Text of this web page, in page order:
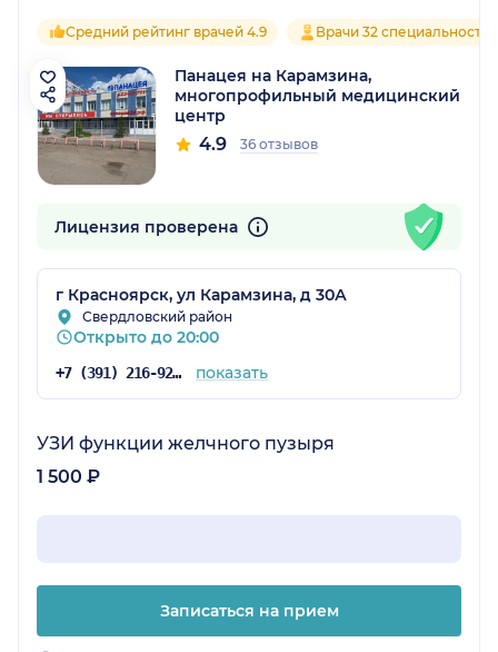
Средний рейтинг врачей 4.9 Врачи 32 специальностей
Панацея на Карамзина,
многопрофильный медицинский
центр
4.9 36 отзывов
Лицензия проверена
г Красноярск, ул Карамзина, д 30А
Свердловский район
Открыто до 20:00
+7 (391) 216-92-43 показать
УЗИ функции желчного пузыря
1 500 ₽
Записаться на прием